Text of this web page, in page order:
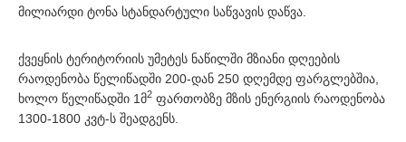
მილიარდი ტონა სტანდარტული საწვავის დაწვა.
ქვეყნის ტერიტორიის უმეტეს ნაწილში მზიანი დღეების
რაოდენობა წელიწადში 200-დან 250 დღემდე ფარგლებშია,
ხოლო წელიწადში 1მ2 ფართობზე მზის ენერგიის რაოდენობა
1300-1800 კვტ-ს შეადგენს.